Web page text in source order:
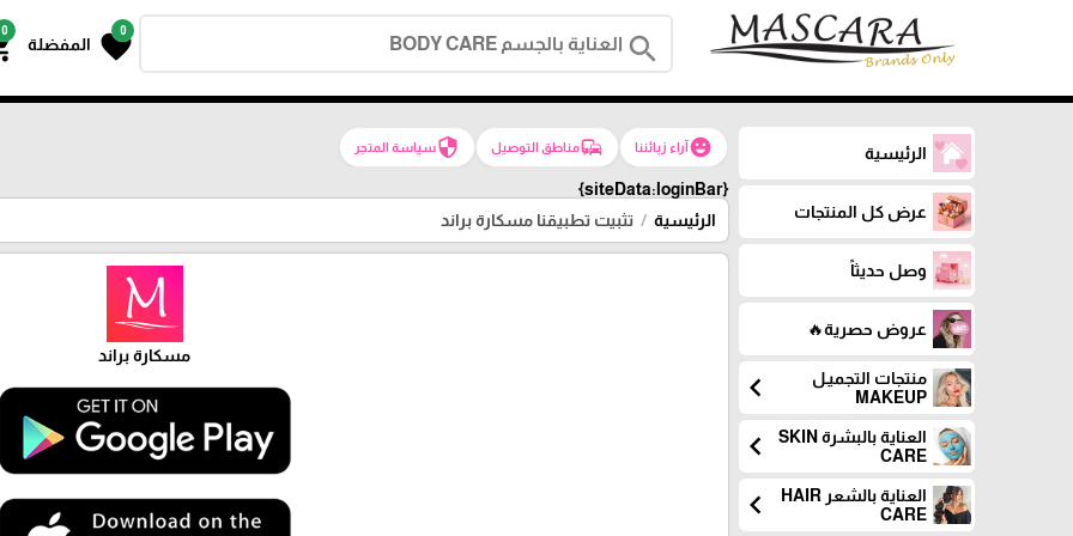
search
0
favorite المفضلة
0
الرئيسية
عرض كل المنتجات
وصل حديثاً
عروض حصرية🔥
منتجات التجميـل
MAKEUP
chevron_left
العناية بالبشرة SKIN
CARE
chevron_left
العناية بالشعر HAIR
CARE
chevron_left
emoji_emotionsآراء زبائننا commuteمناطق التوصيل securityسياسة المتجر
{siteData:loginBar}
الرئيسية
تثبيت تطبيقنا مسكارة براند
مسكارة براند